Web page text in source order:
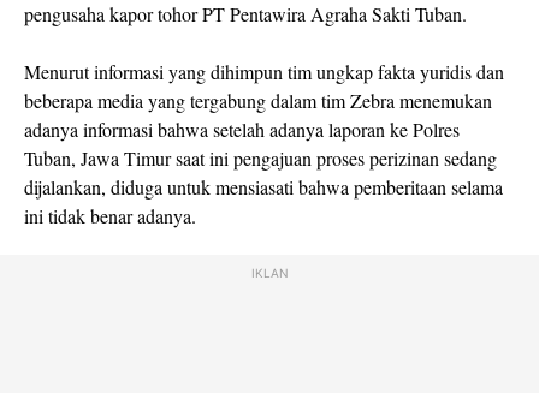
pengusaha kapor tohor PT Pentawira Agraha Sakti Tuban.
Menurut informasi yang dihimpun tim ungkap fakta yuridis dan
beberapa media yang tergabung dalam tim Zebra menemukan
adanya informasi bahwa setelah adanya laporan ke Polres
Tuban, Jawa Timur saat ini pengajuan proses perizinan sedang
dijalankan, diduga untuk mensiasati bahwa pemberitaan selama
ini tidak benar adanya.
IKLAN